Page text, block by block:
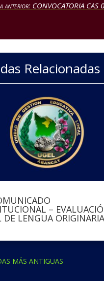
anterior: CONVOCATORIA CAS
Relacionadas
–
DE LENGUA
MÁS ANTIGUAS